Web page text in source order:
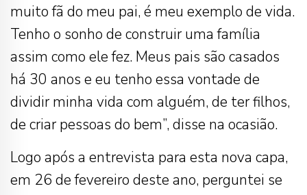
muito fã do meu pai, é meu exemplo de vida.
Tenho o sonho de construir uma família
assim como ele fez. Meus pais são casados
há 30 anos e eu tenho essa vontade de
dividir minha vida com alguém, de ter filhos,
de criar pessoas do bem”, disse na ocasião.
Logo após a entrevista para esta nova capa,
em 26 de fevereiro deste ano, perguntei se